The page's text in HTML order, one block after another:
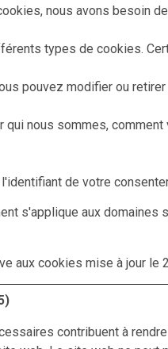
nous avons besoin
types de cookies.
pouvez modifier ou
qui nous sommes,
de votre
s'applique aux domaines
aux cookies mise à jour
contribuent à